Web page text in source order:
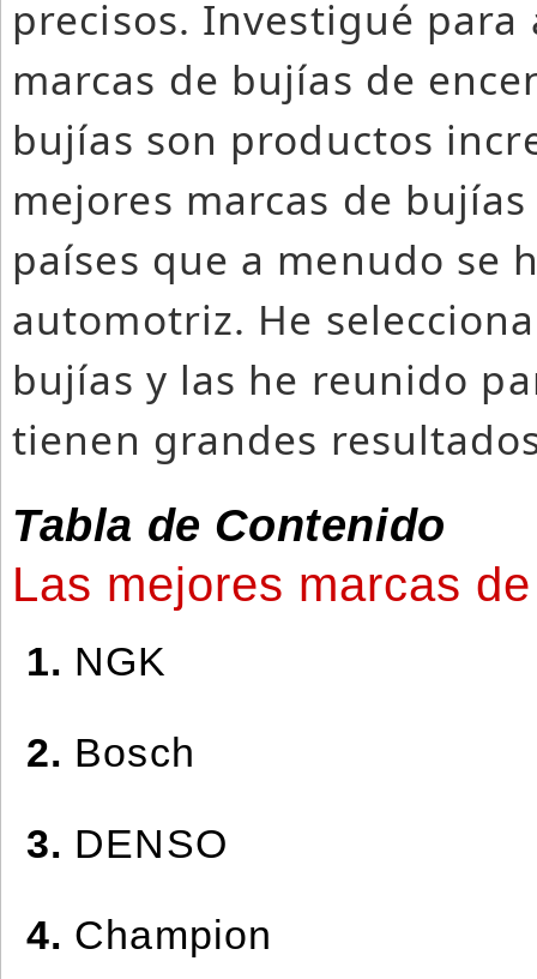
precisos. Investigué
marcas de bujías de
bujías son productos
mejores marcas de
países que a menudo se
automotriz. He
bujías y las he reunido
tienen grandes
Tabla de Contenido
Las mejores marcas
1. NGK
2. Bosch
3. DENSO
4. Champion